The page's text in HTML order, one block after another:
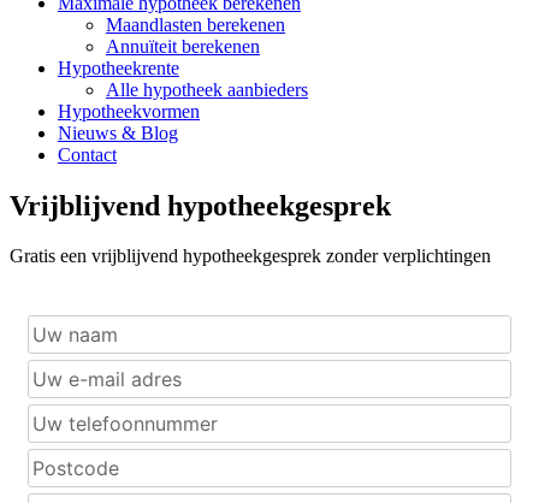
Maandlasten berekenen
Annuïteit berekenen
Hypotheekrente
Alle hypotheek aanbieders
Hypotheekvormen
Nieuws & Blog
Contact
Vrijblijvend hypotheekgesprek
Gratis een vrijblijvend hypotheekgesprek zonder verplichtingen